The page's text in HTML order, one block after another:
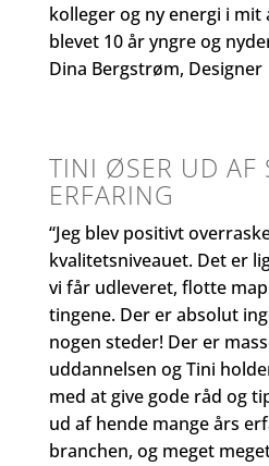
kolleger og ny energi i mit
blevet 10 år yngre og
Dina Bergstrøm, Designer
TINI ØSER UD AF
ERFARING
“Jeg blev positivt
kvalitetsniveauet. Det er
vi får udleveret, flotte
tingene. Der er absolut
nogen steder! Der er
uddannelsen og Tini
med at give gode råd og
ud af hende mange års
branchen, og meget